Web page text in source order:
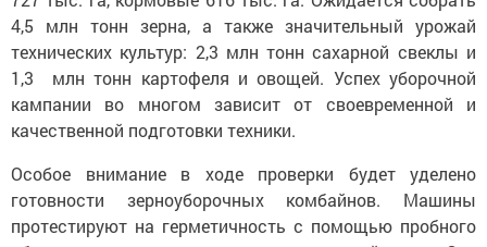
4,5 млн тонн зерна, а также значительный урожай
технических культур: 2,3 млн тонн сахарной свеклы и
1,3 млн тонн картофеля и овощей. Успех уборочной
кампании во многом зависит от своевременной и
качественной подготовки техники.
Особое внимание в ходе проверки будет уделено
готовности зерноуборочных комбайнов. Машины
протестируют на герметичность с помощью пробного